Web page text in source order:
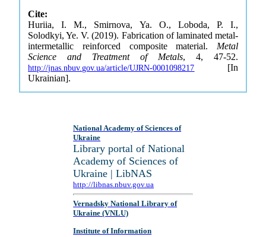
Cite:
Huriia, I. M., Smirnova, Ya. O., Loboda, P. I.,
Solodkyi, Ye. V. (2019). Fabrication of laminated metal-
intermetallic reinforced composite material. Metal
Science and Treatment of Metals, 4, 47-52.
http://jnas.nbuv.gov.ua/article/UJRN-0001098217 [In
Ukrainian].
National Academy of Sciences of
Ukraine
Library portal of National
Academy of Sciences of
Ukraine | LibNAS
http://libnas.nbuv.gov.ua
Vernadsky National Library of
Ukraine (VNLU)
Institute of Information